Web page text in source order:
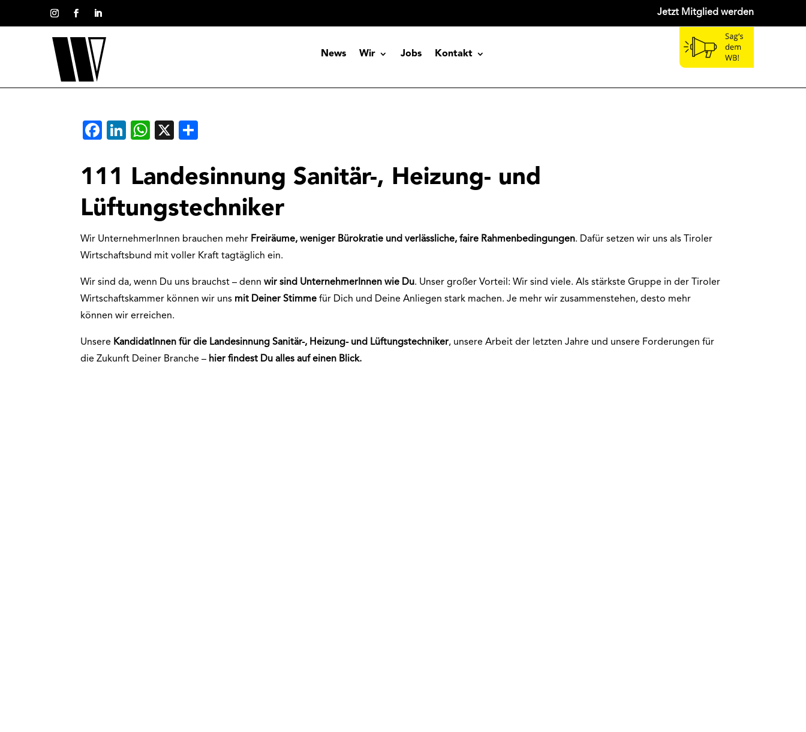
Jetzt Mitglied werden
News Wir Jobs Kontakt
Facebook
LinkedIn
WhatsApp
X
111 Landesinnung Sanitär-, Heizung- und
Lüftungstechniker
Wir UnternehmerInnen brauchen mehr Freiräume, weniger Bürokratie und verlässliche, faire Rahmenbedingungen. Dafür setzen wir uns als Tiroler
Wirtschaftsbund mit voller Kraft tagtäglich ein.
Wir sind da, wenn Du uns brauchst – dennwir sind UnternehmerInnen wie Du. Unser großer Vorteil: Wir sind viele. Als stärkste Gruppe in der Tiroler
Wirtschaftskammer können wir uns mit Deiner Stimmefür Dich und Deine Anliegen stark machen. Je mehr wir zusammenstehen, desto mehr
können wir erreichen.
Unsere KandidatInnen für die Landesinnung Sanitär-, Heizung- und Lüftungstechniker, unsere Arbeit der letzten Jahre und unsere Forderungen für
die Zukunft Deiner Branche – hier findest Du alles auf einen Blick.